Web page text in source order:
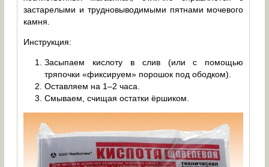
застарелыми и трудновыводимыми пятнами мочевого
камня.
Инструкция:
Засыпаем кислоту в слив (или с помощью
тряпочки «фиксируем» порошок под ободком).
Оставляем на 1–2 часа.
Смываем, счищая остатки ёршиком.